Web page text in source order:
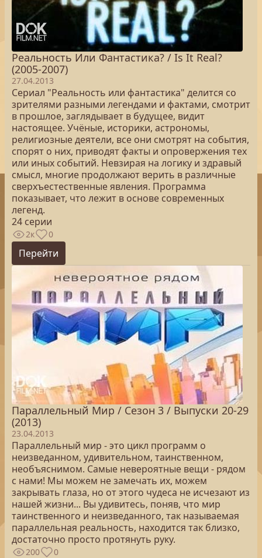
Реальность Или Фантастика? / Is It Real?
(2005-2007)
27.04.2013
Сериал "Реальность или фантастика" делится со
зрителями разными легендами и фактами, смотрит
в прошлое, заглядывает в будущее, видит
настоящее. Учёные, историки, астрономы,
религиозные деятели, все они смотрят на события,
спорят о них, приводят факты и опровержения тех
или иных событий. Невзирая на логику и здравый
смысл, многие продолжают верить в различные
сверхъестественные явления. Программа
показывает, что лежит в основе современных
легенд.
24 серии
2к 0
Перейти
Параллельный Мир / Сезон 3 / Выпуски 20-29
(2013)
23.04.2013
Параллельный мир - это цикл программ о
неизведанном, удивительном, таинственном,
необъяснимом. Самые невероятные вещи - рядом
с нами! Мы можем не замечать их, можем
закрывать глаза, но от этого чудеса не исчезают из
нашей жизни... Вы удивитесь, поняв, что мир
таинственного и неизведанного, так называемая
параллельная реальность, находится так близко,
достаточно просто протянуть руку.
200 0